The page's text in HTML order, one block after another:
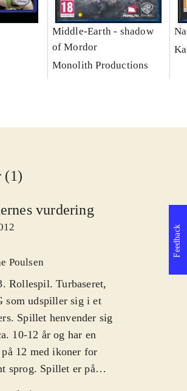
Middle-Earth - shadow
of Mordor
Monolith Productions
(1)
vurdering
Poulsen
Rollespil. Turbaseret,
som udspiller sig i et
Spillet henvender sig
10-12 år og har en
12 med ikoner for
sprog. Spillet er på
Feedback